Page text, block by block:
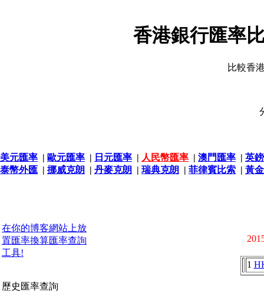
香港銀行匯率
比較香
美元匯率 | 歐元匯率 | 日元匯率 | 人民幣匯率 | 澳門匯率 | 英
泰幣外匯 | 挪威克朗 | 丹麥克朗 | 瑞典克朗 | 菲律賓比索 | 黃
在你的博客網站上放
置匯率換算匯率查詢
工具!
歷史匯率查詢
1